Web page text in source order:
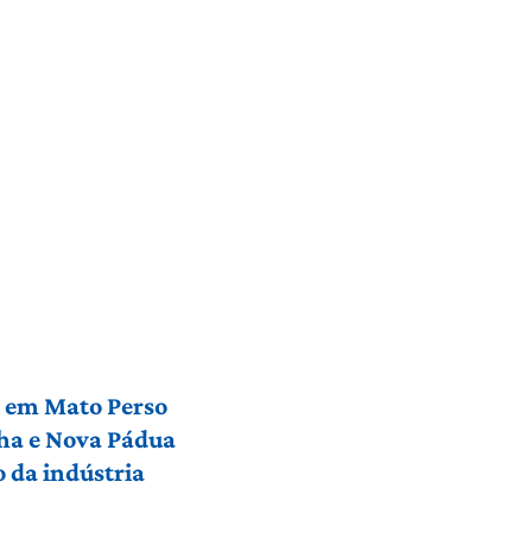
Mato Perso
e Nova Pádua
da indústria